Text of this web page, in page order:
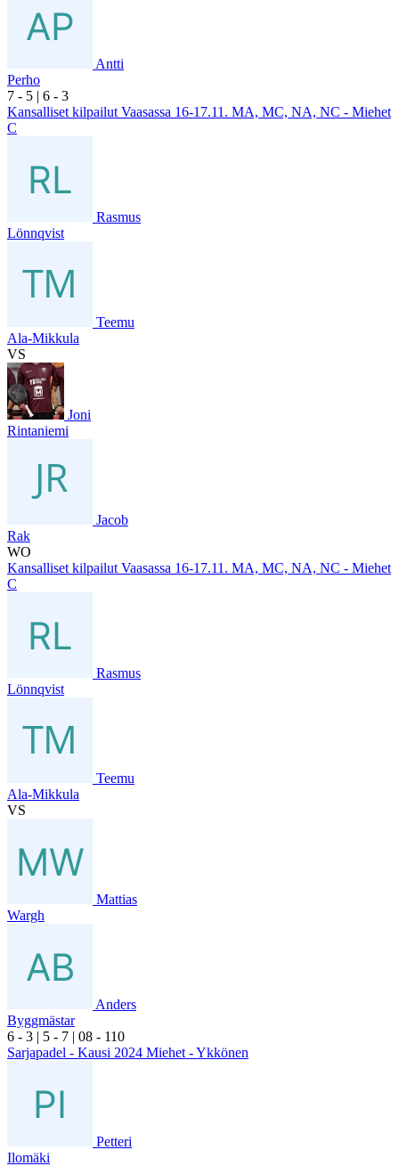
Antti
Perho
7 - 5 | 6 - 3
Kansalliset kilpailut Vaasassa 16-17.11. MA, MC, NA, NC - Miehet
C
Rasmus
Lönnqvist
Teemu
Ala-Mikkula
VS
Joni
Rintaniemi
Jacob
Rak
WO
Kansalliset kilpailut Vaasassa 16-17.11. MA, MC, NA, NC - Miehet
C
Rasmus
Lönnqvist
Teemu
Ala-Mikkula
VS
Mattias
Wargh
Anders
Byggmästar
6 - 3 | 5 - 7 | 08 - 110
Sarjapadel - Kausi 2024 Miehet - Ykkönen
Petteri
Ilomäki